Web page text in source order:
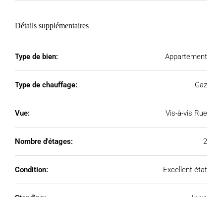
Détails supplémentaires
Type de bien: Appartement
Type de chauffage: Gaz
Vue: Vis-à-vis Rue
Nombre d'étages: 2
Condition: Excellent état